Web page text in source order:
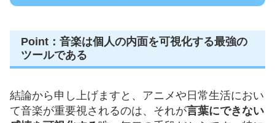
Point：音楽は個人の内面を可視化する最強の
ツールである
結論から申し上げますと、アニメや日常生活におい
て音楽が重要視されるのは、それが言葉にできない